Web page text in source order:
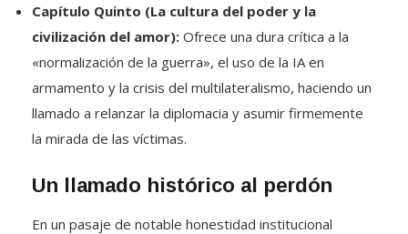
Capítulo Quinto (La cultura del poder y la
civilización del amor): Ofrece una dura crítica a la
«normalización de la guerra», el uso de la IA en
armamento y la crisis del multilateralismo, haciendo un
llamado a relanzar la diplomacia y asumir firmemente
la mirada de las víctimas.
Un llamado histórico al perdón
En un pasaje de notable honestidad institucional